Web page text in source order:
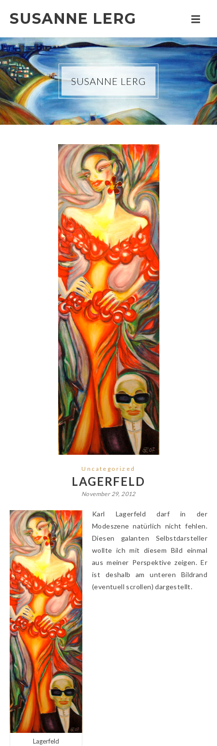
SUSANNE LERG
SUSANNE LERG
Uncategorized
LAGERFELD
November 29, 2012
Lagerfeld
Karl Lagerfeld darf in der
Modeszene natürlich nicht fehlen.
Diesen galanten Selbstdarsteller
wollte ich mit diesem Bild einmal
aus meiner Perspektive zeigen. Er
ist deshalb am unteren Bildrand
(eventuell scrollen) dargestellt.